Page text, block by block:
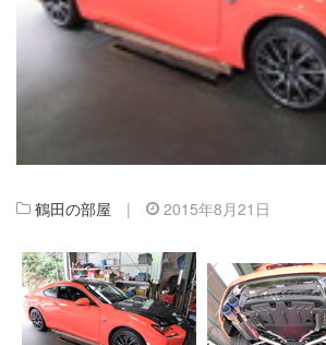
鶴田の部屋 | 2015年8月21日